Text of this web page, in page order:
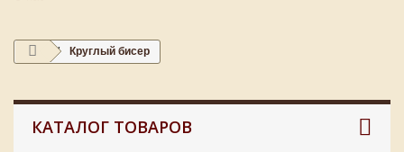
Круглый бисер
КАТАЛОГ ТОВАРОВ